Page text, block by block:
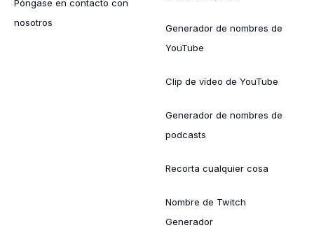
Póngase en contacto con
nosotros
Generador de nombres de
YouTube
Clip de vídeo de YouTube
Generador de nombres de
podcasts
Recorta cualquier cosa
Nombre de Twitch
Generador